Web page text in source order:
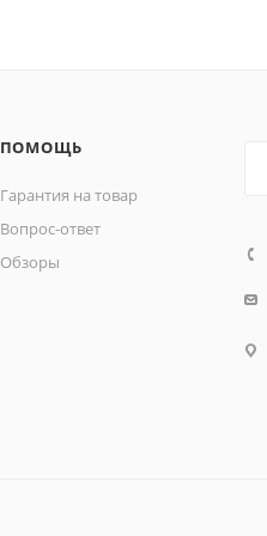
ПОМОЩЬ
Гарантия на товар
Вопрос-ответ
Обзоры